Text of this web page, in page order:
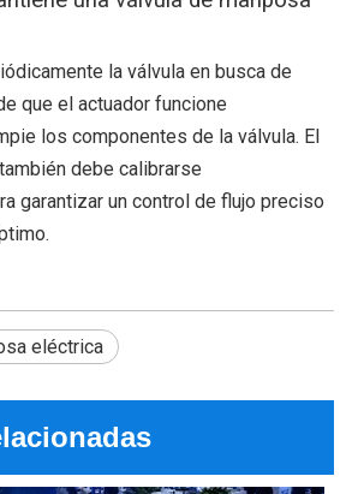
la válvula en busca de
que el actuador funcione
los componentes de la válvula. El
debe calibrarse
garantizar un control de flujo preciso
eléctrica